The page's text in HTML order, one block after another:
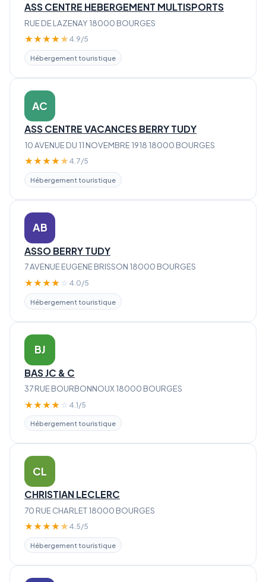
ASS CENTRE HEBERGEMENT MULTISPORTS
RUE DE LAZENAY 18000 BOURGES
★★★★★ 4.9/5
Hébergement touristique
AC
ASS CENTRE VACANCES BERRY TUDY
10 AVENUE DU 11 NOVEMBRE 1918 18000 BOURGES
★★★★★ 4.7/5
Hébergement touristique
AB
ASSO BERRY TUDY
7 AVENUE EUGENE BRISSON 18000 BOURGES
★★★★ ☆ 4.0/5
Hébergement touristique
BJ
BAS JC & C
37 RUE BOURBONNOUX 18000 BOURGES
★★★★ ☆ 4.1/5
Hébergement touristique
CL
CHRISTIAN LECLERC
70 RUE CHARLET 18000 BOURGES
★★★★★ 4.5/5
Hébergement touristique